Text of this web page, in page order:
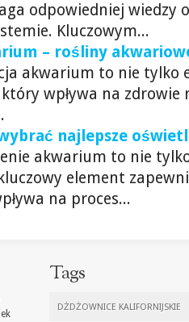
odpowiedniej wiedzy
Kluczowym...
– rośliny
akwarium to nie tylko
wpływa na zdrowie
najlepsze
akwarium to nie
element
na proces...
Tags
DŻDŻOWNICE KALIFORNIJSKIE